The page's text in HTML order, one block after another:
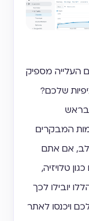
העלייה מספיק
שלכם?
בראש
המבקרים
לב, אם אתם
טלויזיה,
יובילו לכך
ויכנסו לאתר